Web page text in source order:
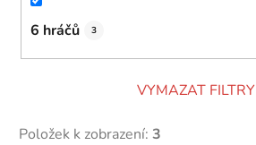
6 hráčů 3
VYMAZAT FILTRY
Položek k zobrazení: 3